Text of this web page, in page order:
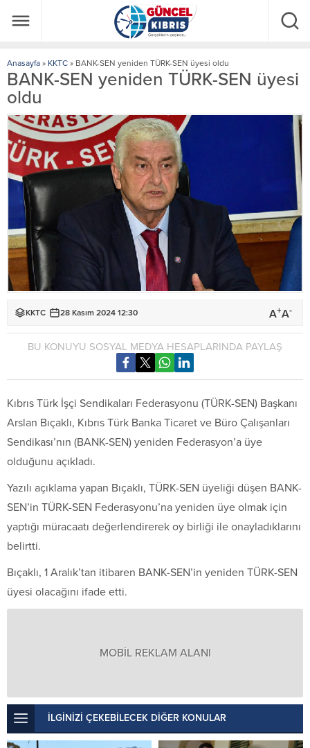
Anasayfa » KKTC » BANK-SEN yeniden TÜRK-SEN üyesi oldu
BANK-SEN yeniden TÜRK-SEN üyesi
oldu
KKTC 28 Kasım 2024 12:30 A+A-
BU KONUYU SOSYAL MEDYA HESAPLARINDA PAYLAŞ
Kıbrıs Türk İşçi Sendikaları Federasyonu (TÜRK-SEN) Başkanı
Arslan Bıçaklı, Kıbrıs Türk Banka Ticaret ve Büro Çalışanları
Sendikası’nın (BANK-SEN) yeniden Federasyon’a üye
olduğunu açıkladı.
Yazılı açıklama yapan Bıçaklı, TÜRK-SEN üyeliği düşen BANK-
SEN’in TÜRK-SEN Federasyonu’na yeniden üye olmak için
yaptığı müracaatı değerlendirerek oy birliği ile onayladıklarını
belirtti.
Bıçaklı, 1 Aralık’tan itibaren BANK-SEN’in yeniden TÜRK-SEN
üyesi olacağını ifade etti.
MOBİL REKLAM ALANI
İLGİNİZİ ÇEKEBİLECEK DİĞER KONULAR